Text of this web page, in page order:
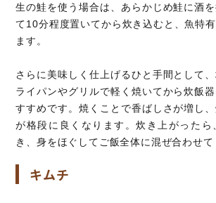
生の鮭を使う場合は、あらかじめ鮭に酒
て10分程度置いてから炊き込むと、魚特
ます。
さらに美味しく仕上げるひと手間として
ライパンやグリルで軽く焼いてから炊飯
すすめです。焼くことで香ばしさが増し
が格段に良くなります。炊き上がったら
き、身をほぐしてご飯全体に混ぜ合わせて
キムチ